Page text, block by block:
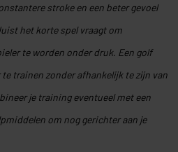
stroke en een beter gevoel
het korte spel vraagt om
te worden onder druk. Een golf
trainen zonder afhankelijk te zijn van
je training eventueel met een
om nog gerichter aan je